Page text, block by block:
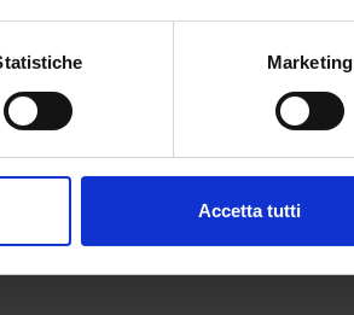
di qualche metro,
sui cookie.
Marketing
Accetta tutti